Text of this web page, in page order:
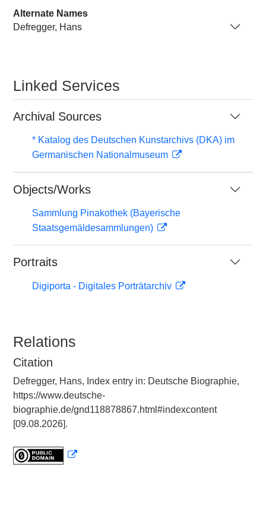
Alternate Names
Defregger, Hans
Linked Services
Archival Sources
* Katalog des Deutschen Kunstarchivs (DKA) im
Germanischen Nationalmuseum
Objects/Works
Sammlung Pinakothek (Bayerische
Staatsgemäldesammlungen)
Portraits
Digiporta - Digitales Porträtarchiv
Relations
Citation
Defregger, Hans, Index entry in: Deutsche Biographie,
https://www.deutsche-
biographie.de/gnd118878867.html#indexcontent
[09.08.2026].